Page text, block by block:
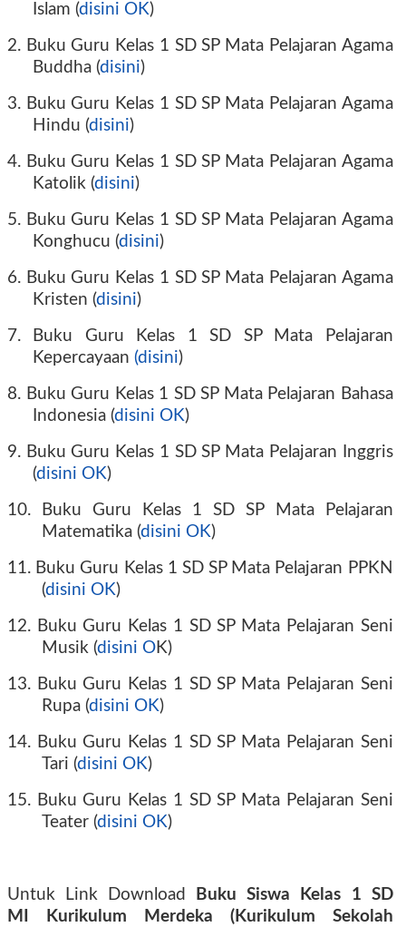
Islam (disini OK)
2. Buku Guru Kelas 1 SD SP Mata Pelajaran Agama
Buddha (disini)
3. Buku Guru Kelas 1 SD SP Mata Pelajaran Agama
Hindu (disini)
4. Buku Guru Kelas 1 SD SP Mata Pelajaran Agama
Katolik (disini)
5. Buku Guru Kelas 1 SD SP Mata Pelajaran Agama
Konghucu (disini)
6. Buku Guru Kelas 1 SD SP Mata Pelajaran Agama
Kristen (disini)
7. Buku Guru Kelas 1 SD SP Mata Pelajaran
Kepercayaan(disini)
8. Buku Guru Kelas 1 SD SP Mata Pelajaran Bahasa
Indonesia (disini OK)
9. Buku Guru Kelas 1 SD SP Mata Pelajaran Inggris
(disini OK)
10. Buku Guru Kelas 1 SD SP Mata Pelajaran
Matematika (disini OK)
11. Buku Guru Kelas 1 SD SP Mata Pelajaran PPKN
(disini OK)
12. Buku Guru Kelas 1 SD SP Mata Pelajaran Seni
Musik (disini OK)
13. Buku Guru Kelas 1 SD SP Mata Pelajaran Seni
Rupa (disini OK)
14. Buku Guru Kelas 1 SD SP Mata Pelajaran Seni
Tari (disini OK)
15. Buku Guru Kelas 1 SD SP Mata Pelajaran Seni
Teater (disini OK)
Untuk Link Download
Buku Siswa Kelas 1 SD
MI
Kurikulum Merdeka (Kurikulum Sekolah